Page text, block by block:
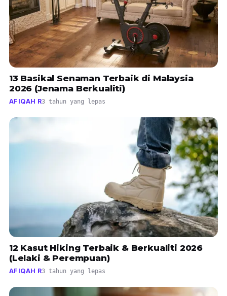
13 Basikal Senaman Terbaik di Malaysia
2026 (Jenama Berkualiti)
AFIQAH R3 tahun yang lepas
12 Kasut Hiking Terbaik & Berkualiti 2026
(Lelaki & Perempuan)
AFIQAH R3 tahun yang lepas